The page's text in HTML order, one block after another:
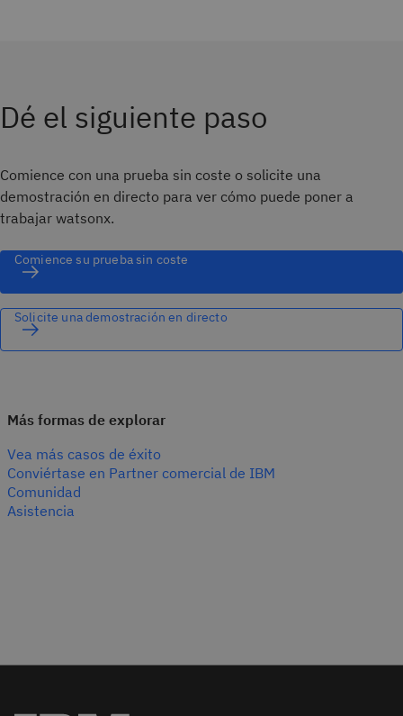
Dé el siguiente paso
Comience con una prueba sin coste o solicite una
demostración en directo para ver cómo puede poner a
trabajar watsonx.
Comience su prueba sin coste
Solicite una demostración en directo
Más formas de explorar
Vea más casos de éxito
Conviértase en Partner comercial de IBM
Comunidad
Asistencia